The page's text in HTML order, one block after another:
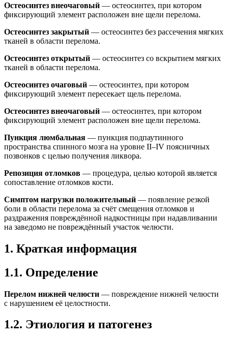
Остеосинтез внеочаговый — остеосинтез, при котором
фиксирующий элемент расположен вне щели перелома.
Остеосинтез закрытый — остеосинтез без рассечения мягких
тканей в области перелома.
Остеосинтез открытый — остеосинтез со вскрытием мягких
тканей в области перелома.
Остеосинтез очаговый — остеосинтез, при котором
фиксирующий элемент пересекает щель перелома.
Остеосинтез внеочаговый — остеосинтез, при котором
фиксирующий элемент расположен вне щели перелома.
Пункция люмбальная — пункция подпаутинного
пространства спинного мозга на уровне II–IV поясничных
позвонков с целью получения ликвора.
Репозиция отломков — процедура, целью которой является
сопоставление отломков кости.
Симптом нагрузки положительный — появление резкой
боли в области перелома за счёт смещения отломков и
раздражения повреждённой надкостницы при надавливании
на заведомо не повреждённый участок челюсти.
1. Краткая информация
1.1. Определение
Перелом нижней челюсти — повреждение нижней челюсти
с нарушением её целостности.
1.2. Этиология и патогенез